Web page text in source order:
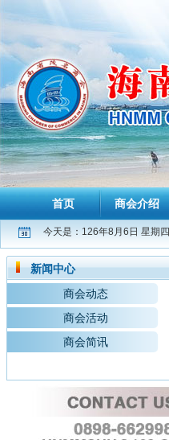
首页 商会介绍
今天是：126年8月6日 星期四
新闻中心
商会动态
商会活动
商会简讯